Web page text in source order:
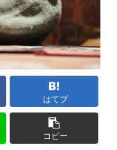
はてブ
コピー